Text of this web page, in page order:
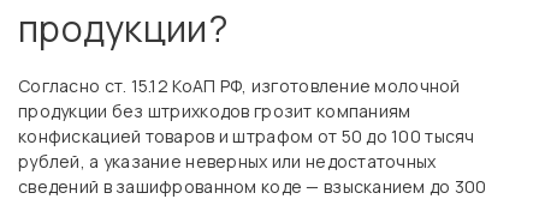
продукции?
Согласно ст. 15.12 КоАП РФ, изготовление молочной
продукции без штрихкодов грозит компаниям
конфискацией товаров и штрафом от 50 до 100 тысяч
рублей, а указание неверных или недостаточных
сведений в зашифрованном коде — взысканием до 300